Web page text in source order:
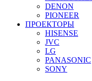
DENON
PIONEER
ПРОЕКТОРЫ
HISENSE
JVC
LG
PANASONIC
SONY